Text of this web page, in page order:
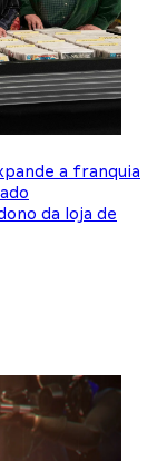
a franquia
da loja de